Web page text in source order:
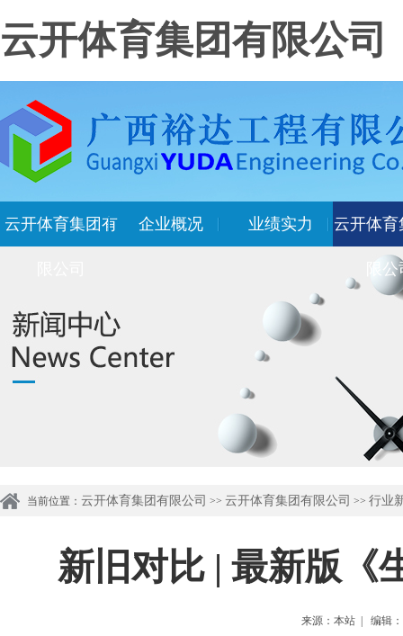
云开体育集团有限公司
云开体育集团有 企业概况 业绩实力 云开体育
限
当前位置： 云开体育集团有限公司 >> 云开体育集团有限公司 >> 行业
新旧对比 | 最新版《
来源：本站 | 编辑